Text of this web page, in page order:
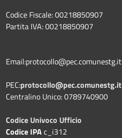
Codice Fiscale: 00218850907
Partita IVA: 00218850907
Email:protocollo@pec.comunestg.it
PEC:protocollo@pec.comunestg.it
Centralino Unico: 0789740900
Codice Univoco Ufficio
Codice IPAc_i312